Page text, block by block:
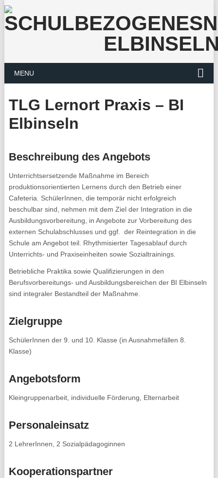
MENU
TLG Lernort Praxis – BI
Elbinseln
Beschreibung des Angebots
Unterrichtsersetzende Maßnahme im Bereich
produktionsorientierten Lernens durch den Betrieb einer
Cafeteria. SchülerInnen, die temporär nicht erfolgreich
beschulbar sind, nehmen mit dem Ziel der Integration in die
Ausbildungsvorbereitung, in Angebote zur Vorbereitung des
externen Schulabschlusses und ggf. der Reintegration in die
Schule am Angebot teil. Rhythmisierter Tagesablauf durch
Unterrichts- und Praxiseinheiten sowie Sozialtrainings.
Betriebliche Praktika sowie Qualifizierungen in den
Berufsvorbereitungs- und Ausbildungsbereichen der BI Elbinseln
sind integraler Bestandteil der Maßnahme.
Zielgruppe
SchülerInnen der 9. und 10. Klasse (in Ausnahmefällen 8.
Klasse)
Angebotsform
Kleingruppenarbeit, individuelle Förderung, Elternarbeit
Personaleinsatz
2 LehrerInnen, 2 Sozialpädagoginnen
Kooperationspartner